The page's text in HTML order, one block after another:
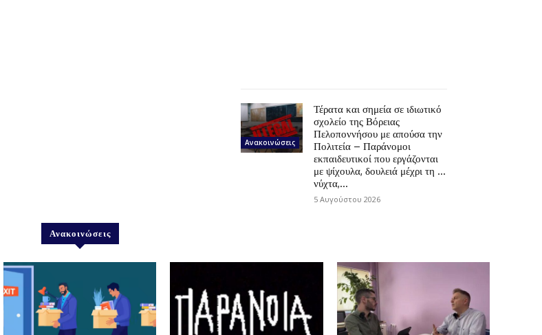
Ανακοινώσεις
Τέρατα και σημεία σε ιδιωτικό
σχολείο της Βόρειας
Πελοποννήσου με απούσα την
Πολιτεία – Παράνομοι
εκπαιδευτικοί που εργάζονται
με ψίχουλα, δουλειά μέχρι τη …
νύχτα,...
5 Αυγούστου 2026
Ανακοινώσεις